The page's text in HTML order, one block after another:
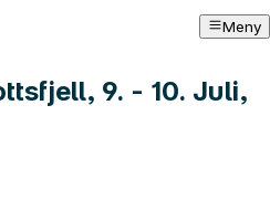
Meny
9. - 10. Juli,